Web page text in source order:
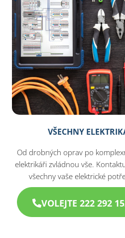
VŠECHNY
Od drobných oprav po
elektrikáři zvládnou vše.
všechny vaše elektrické
VOLEJTE 222 292